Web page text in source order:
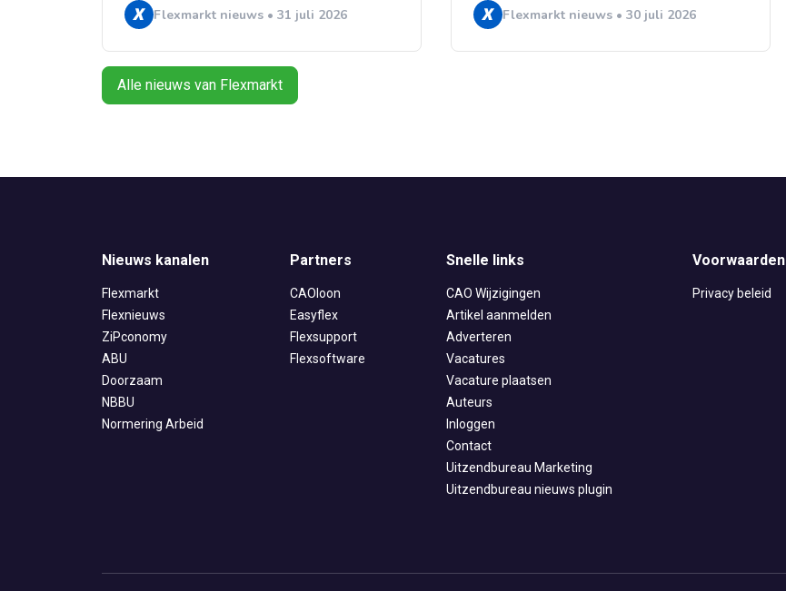
Flexmarkt nieuws • 31 juli 2026 Flexmarkt nieuws • 30 juli 2026
Alle nieuws van Flexmarkt
Nieuws kanalen
Flexmarkt
Flexnieuws
ZiPconomy
ABU
Doorzaam
NBBU
Normering Arbeid
Partners
CAOloon
Easyflex
Flexsupport
Flexsoftware
Snelle links
CAO Wijzigingen
Artikel aanmelden
Adverteren
Vacatures
Vacature plaatsen
Auteurs
Inloggen
Contact
Uitzendbureau Marketing
Uitzendbureau nieuws plugin
Voorwaarden
Privacy beleid